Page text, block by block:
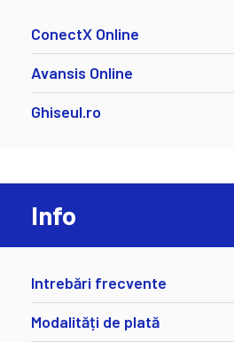
ConectX Online
Avansis Online
Ghiseul.ro
Info
Intrebări frecvente
Modalități de plată